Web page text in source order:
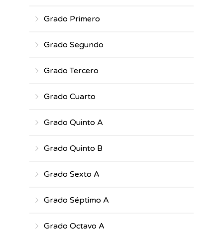
Grado Primero
Grado Segundo
Grado Tercero
Grado Cuarto
Grado Quinto A
Grado Quinto B
Grado Sexto A
Grado Séptimo A
Grado Octavo A